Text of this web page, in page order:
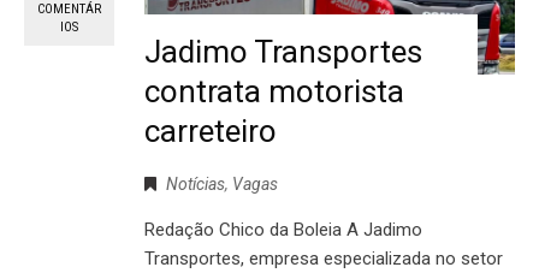
COMENTÁR
IOS
Jadimo Transportes
contrata motorista
carreteiro
Notícias, Vagas
Redação Chico da Boleia A Jadimo
Transportes, empresa especializada no setor